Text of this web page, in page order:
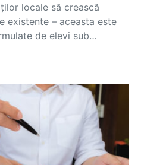
locale să crească
existente – aceasta este
de elevi sub…